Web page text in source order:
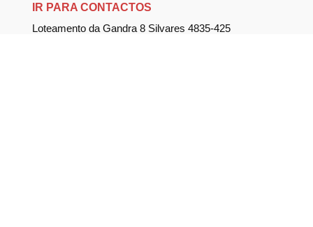
IR PARA CONTACTOS
Loteamento da Gandra 8 Silvares 4835-425